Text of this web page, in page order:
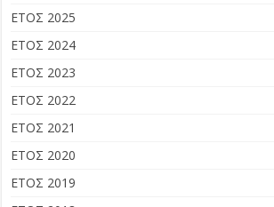
ΕΤΟΣ 2025
ΕΤΟΣ 2024
ΕΤΟΣ 2023
ΕΤΟΣ 2022
ΕΤΟΣ 2021
ΕΤΟΣ 2020
ΕΤΟΣ 2019